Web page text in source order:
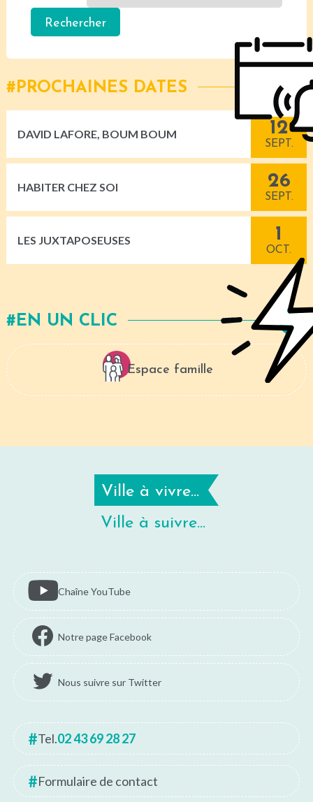
PROCHAINES DATES
DAVID LAFORE, BOUM BOUM 12
SEPT.
HABITER CHEZ SOI 26
SEPT.
LES JUXTAPOSEUSES 1
OCT.
EN UN CLIC
Espace famille
Ville à vivre...
Ville à suivre...
Chaîne YouTube
Notre page Facebook
Nous suivre sur Twitter
Tel.02 43 69 28 27
Formulaire de contact